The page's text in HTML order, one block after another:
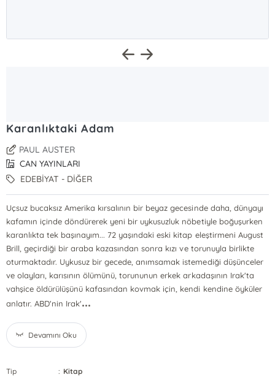
Karanlıktaki Adam
PAUL AUSTER
CAN YAYINLARI
EDEBİYAT - DİĞER
Uçsuz bucaksız Amerika kırsalının bir beyaz gecesinde daha, dünyayı
kafamın içinde döndürerek yeni bir uykusuzluk nöbetiyle boğuşurken
karanlıkta tek başınayım... 72 yaşındaki eski kitap eleştirmeni August
Brill, geçirdiği bir araba kazasından sonra kızı ve torunuyla birlikte
oturmaktadır. Uykusuz bir gecede, anımsamak istemediği düşünceler
ve olayları, karısının ölümünü, torununun erkek arkadaşının Irak'ta
vahşice öldürülüşünü kafasından kovmak için, kendi kendine öyküler
anlatır. ABD'nin Irak'...
Devamını Oku
Tip : Kitap